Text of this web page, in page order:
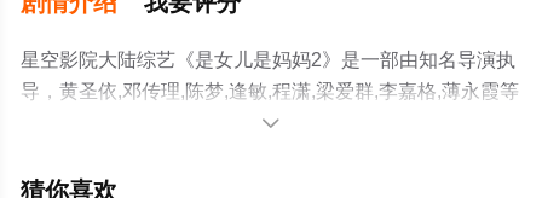
星空影院大陆综艺《是女儿是妈妈2》是一部由知名导演执
导，黄圣依,邓传理,陈梦,逢敏,程潇,梁爱群,李嘉格,薄永霞等
明星精彩演绎的大陆综艺节目，大结局剧情已揭晓（1-13
空影视，更多相关信息可移步至豆瓣综艺、电视猫或剧情

猜你喜欢